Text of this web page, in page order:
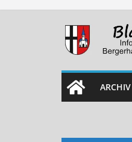
Skip
ARCHIV